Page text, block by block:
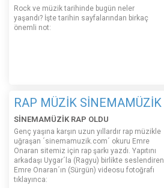
Rock ve müzik tarihinde bugün neler
yaşandı? İşte tarihin sayfalarından birkaç
önemli not:
RAP MÜZİK SİNEMAMÜZİK
SİNEMAMÜZİK RAP OLDU
Genç yaşına karşın uzun yıllardır rap müzikle
uğraşan ´sinemamuzik.com´ okuru Emre
Onaran sitemiz için rap şarkı yazdı. Yapıtını
arkadaşı Uygar´la (Ragyu) birlikte seslendiren
Emre Onaran´ın (Sürgün) videosu fotoğrafı
tıklayınca: